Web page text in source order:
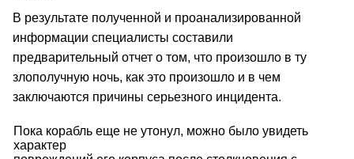
В результате полученной и проанализированной
информации специалисты составили
предварительный отчет о том, что произошло в ту
злополучную ночь, как это произошло и в чем
заключаются причины серьезного инцидента.
Пока корабль еще не утонул, можно было увидеть
характер